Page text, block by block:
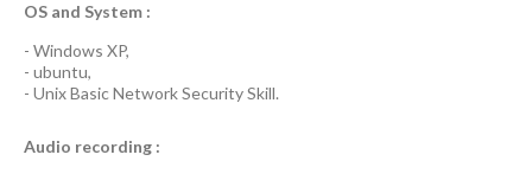
OS and System :
- Windows XP,
- ubuntu,
- Unix Basic Network SecuritySkill.
Audio recording :